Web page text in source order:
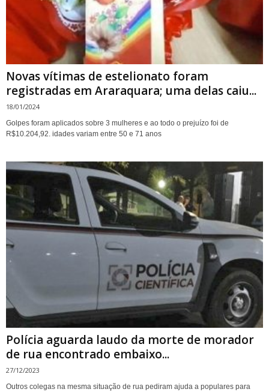
Novas vítimas de estelionato foram
registradas em Araraquara; uma delas caiu...
18/01/2024
Golpes foram aplicados sobre 3 mulheres e ao todo o prejuízo foi de
R$10.204,92. idades variam entre 50 e 71 anos
Polícia aguarda laudo da morte de morador
de rua encontrado embaixo...
27/12/2023
Outros colegas na mesma situação de rua pediram ajuda a populares para